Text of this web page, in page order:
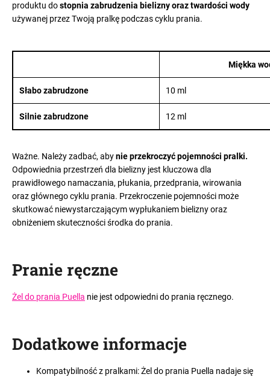
produktu dostopnia zabrudzenia bielizny oraz twardości wody
używanej przez Twoją pralkę podczas cyklu prania.
Miękka
Słabo zabrudzone 10 ml
Silnie zabrudzone 12 ml
Ważne. Należy zadbać, abynie przekroczyć pojemności pralki.
Odpowiednia przestrzeń dla bielizny jest kluczowa dla
prawidłowego namaczania, płukania, przedprania, wirowania
oraz głównego cyklu prania. Przekroczenie pojemności może
skutkować niewystarczającym wypłukaniem bielizny oraz
obniżeniem skuteczności środka do prania.
Pranie ręczne
Żel do prania Puella nie jest odpowiedni do prania ręcznego.
Dodatkowe informacje
Kompatybilność z pralkami: Żel do prania Puella nadaje się